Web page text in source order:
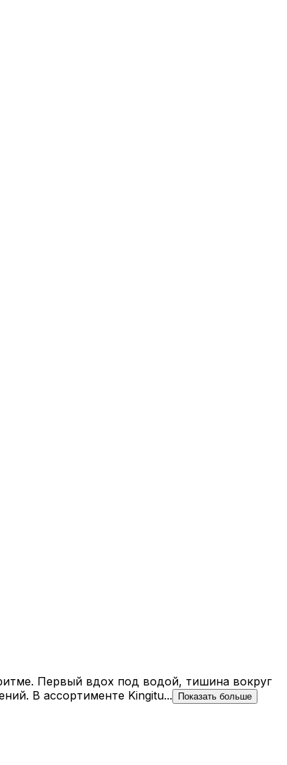
Первый вдох под водой, тишина вокруг
В ассортименте Kingitu...
Показать больше